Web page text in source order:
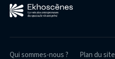
Qui sommes-nous ? Plan du site